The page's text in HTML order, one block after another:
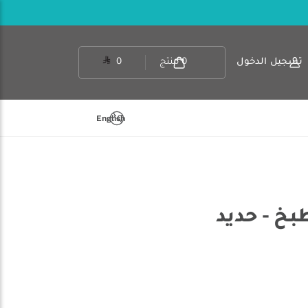
تسجيل الدخول 0 منتج 0
English
- حديد